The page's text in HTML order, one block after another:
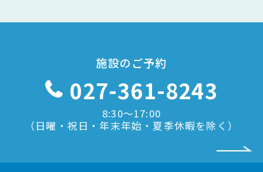
施設のご予約
027-361-8243
8:30〜17:00
（日曜・祝日・年末年始・夏季休暇を除く）